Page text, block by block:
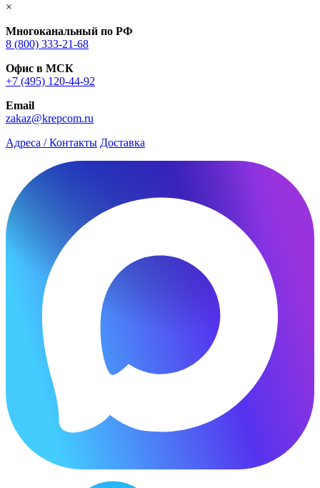
×
Многоканальный по РФ
8 (800) 333‑21-68
Офис в МСК
+7 (495) 120-44-92
Email
zakaz@krepcom.ru
Адреса / Контакты Доставка